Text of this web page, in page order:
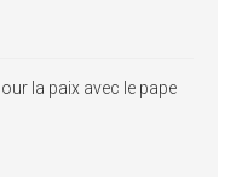
la paix avec le pape